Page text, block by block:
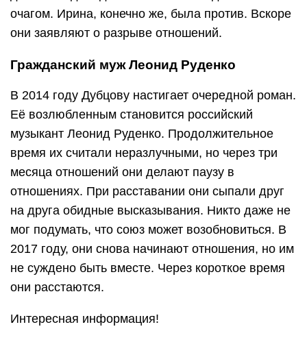
очагом. Ирина, конечно же, была против. Вскоре
они заявляют о разрыве отношений.
Гражданский муж Леонид Руденко
В 2014 году Дубцову настигает очередной роман.
Её возлюбленным становится российский
музыкант Леонид Руденко. Продолжительное
время их считали неразлучными, но через три
месяца отношений они делают паузу в
отношениях. При расставании они сыпали друг
на друга обидные высказывания. Никто даже не
мог подумать, что союз может возобновиться. В
2017 году, они снова начинают отношения, но им
не суждено быть вместе. Через короткое время
они расстаются.
Интересная информация!